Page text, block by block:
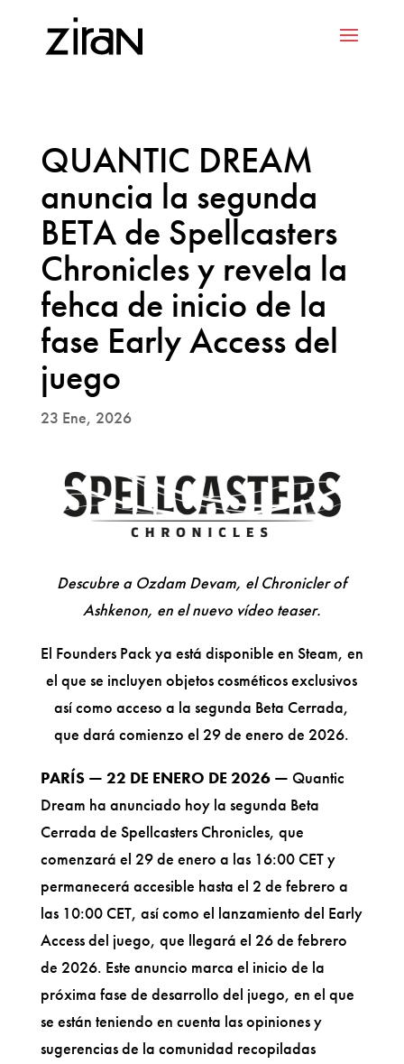
QUANTIC DREAM
anuncia la segunda
BETA de Spellcasters
Chronicles y revela la
fehca de inicio de la
fase Early Access del
juego
23 Ene, 2026
Descubre a Ozdam Devam, el Chronicler of
Ashkenon, en el nuevo vídeo teaser.
El Founders Pack ya está disponible en Steam, en
el que se incluyen objetos cosméticos exclusivos
así como acceso a la segunda Beta Cerrada,
que dará comienzo el 29 de enero de 2026.
PARÍS — 22 DE ENERO DE 2026 — Quantic
Dream ha anunciado hoy la segunda Beta
Cerrada de Spellcasters Chronicles, que
comenzará el 29 de enero a las 16:00 CET y
permanecerá accesible hasta el 2 de febrero a
las 10:00 CET, así como el lanzamiento del Early
Access del juego, que llegará el 26 de febrero
de 2026. Este anuncio marca el inicio de la
próxima fase de desarrollo del juego, en el que
se están teniendo en cuenta las opiniones y
sugerencias de la comunidad recopiladas